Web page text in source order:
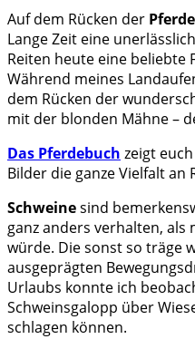
Auf dem Rücken der Pferde
Lange Zeit eine
Reiten heute eine beliebte
Während meines
dem Rücken der
mit der blonden Mähne –
Das Pferdebuch zeigt
Bilder die ganze Vielfalt an
Schweinesind
ganz anders verhalten,
würde. Die sonst so träge
ausgeprägten
Urlaubs konnte ich
Schweinsgalopp über
schlagen können.